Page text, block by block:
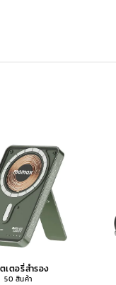
เตอรี่สำรอง
50 สินค้า